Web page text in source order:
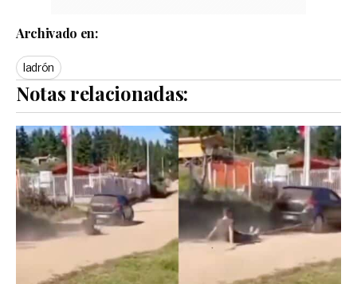
Archivado en:
ladrón
Notas relacionadas: